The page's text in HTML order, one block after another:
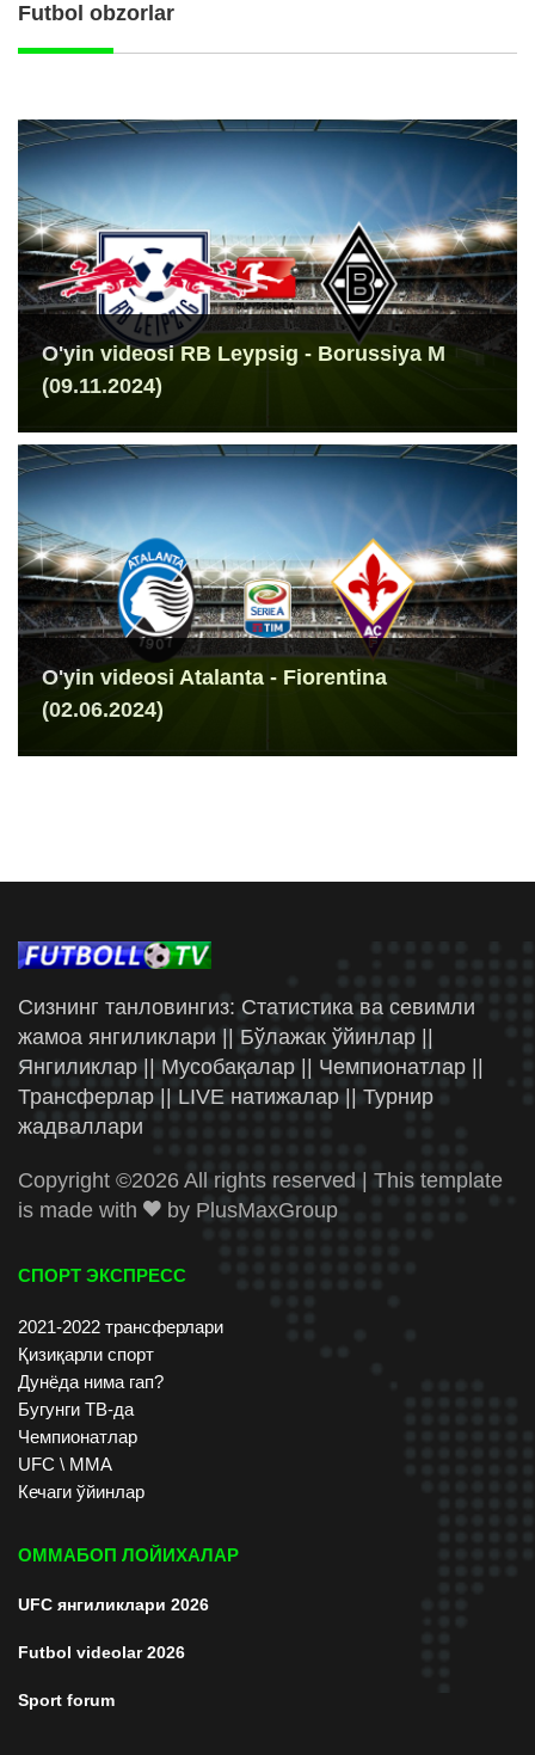
Futbol obzorlar
O'yin videosi RB Leypsig - Borussiya M
(09.11.2024)
O'yin videosi Atalanta - Fiorentina
(02.06.2024)
Сизнинг танловингиз: Статистика ва севимли
жамоа янгиликлари || Бўлажак ўйинлар ||
Янгиликлар || Мусобақалар || Чемпионатлар ||
Трансферлар || LIVE натижалар || Турнир
жадваллари
Copyright ©2026 All rights reserved | This template
is made with
by PlusMaxGroup
СПОРТ ЭКСПРЕСС
2021-2022 трансферлари
Қизиқарли спорт
Дунёда нима гап?
Бугунги ТВ-да
Чемпионатлар
UFC \ ММА
Кечаги ўйинлар
ОММАБОП ЛОЙИХАЛАР
UFC янгиликлари 2026
Futbol videolar 2026
Sport forum